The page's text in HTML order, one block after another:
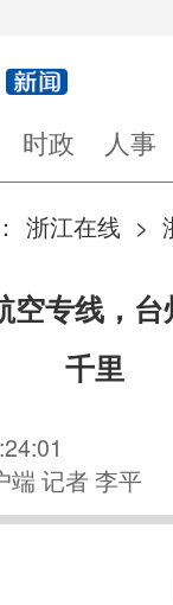
时政 人事
浙江在线 >
空专线，
千里
端 记者 李平